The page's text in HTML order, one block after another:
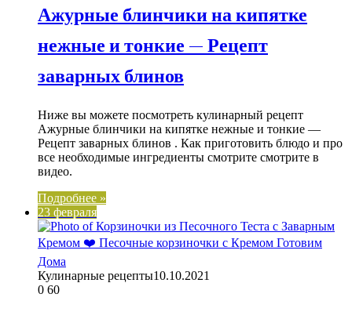
Ажурные блинчики на кипятке
нежные и тонкие — Рецепт
заварных блинов
Ниже вы можете посмотреть кулинарный рецепт
Ажурные блинчики на кипятке нежные и тонкие —
Рецепт заварных блинов . Как приготовить блюдо и про
все необходимые ингредиенты смотрите смотрите в
видео.
Подробнее »
23 февраля
Кулинарные рецепты10.10.2021
0 60